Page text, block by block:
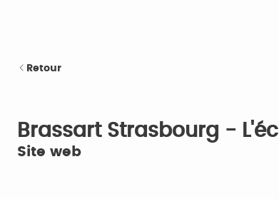
Retour
Brassart Strasbourg -
Site web